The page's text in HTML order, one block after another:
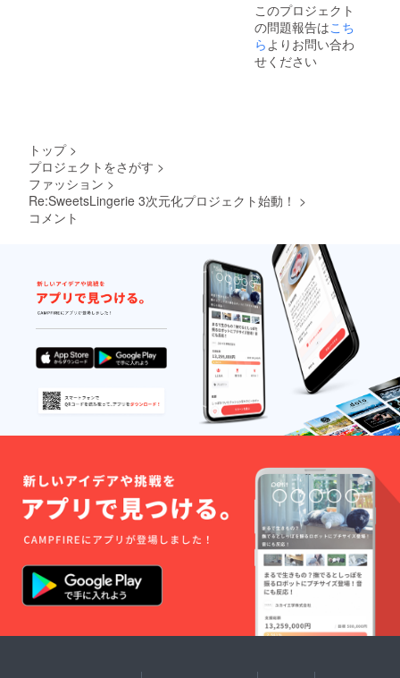
このプロジェクト
の問題報告はこち
らよりお問い合わ
せください
トップ >
プロジェクトをさがす >
ファッション >
Re:SweetsLingerie 3次元化プロジェクト始動！ >
コメント